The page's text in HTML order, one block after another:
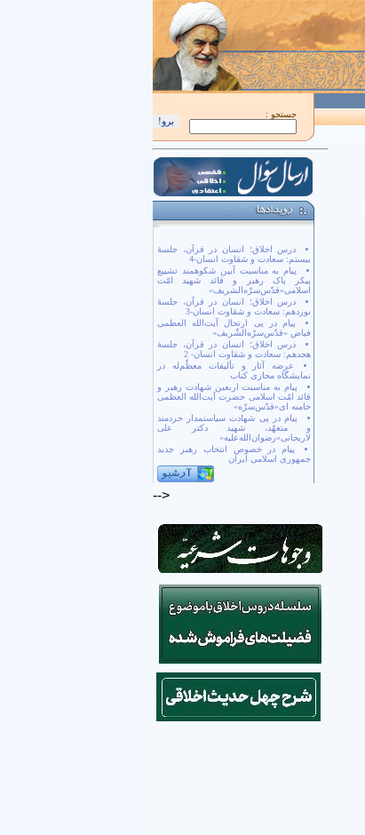
جستجو :
درس اخلاق؛ انسان در قرآن، جلسۀ
بیستم: سعادت و شقاوت انسان-4
پیام به مناسبت آیین شکوهمند تشییع
پیکر پاک رهبر و قائد شهید امّت
اسلامی«قدّس‌سرّه‌الشریف»
درس اخلاق؛ انسان در قرآن، جلسۀ
نوزدهم: سعادت و شقاوت انسان-3
پیام در پی ارتحال آیت‌الله العظمی
فیاض «قدّس‌سرّه‌الشّریف»
درس اخلاق؛ انسان در قرآن، جلسۀ
هجدهم: سعادت و شقاوت انسان- 2
عرضه آثار و تألیفات معظّم‌له در
نمایشگاه مجازی کتاب
پیام به مناسبت اربعین شهادت رهبر و
قائد امّت اسلامی حضرت آیت‌الله العظمی
خامنه ای«قدّس‌سرّه»
پیام در پی شهادت سیاستمدار خردمند
و متعهّد، شهید دکتر علی
لاریجانی«رضوان‌الله‌علیه»
پیام در خصوص انتخاب رهبر جدید
جمهوری اسلامی ایران
-->